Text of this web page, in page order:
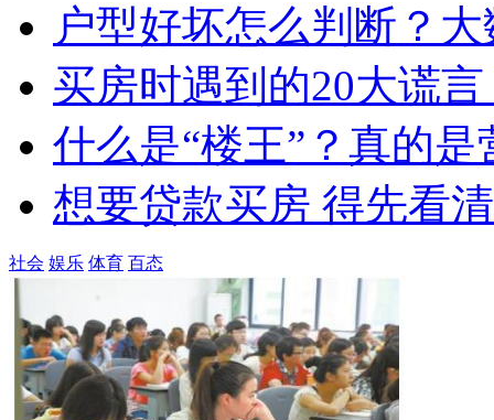
户型好坏怎么判断？
买房时遇到的20大谎
什么是“楼王”？真的
想要贷款买房 得先看
社会 娱乐 体育 百态